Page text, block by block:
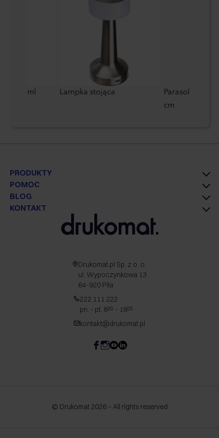
300 ml Lampka stojąca
Parasol
cm
PRODUKTY
POMOC
BLOG
KONTAKT
Drukomat.pl Sp. z o. o.
ul. Wypoczynkowa 13
64-920 Piła
222 111 222
pn. - pt. 800 - 1800
kontakt@drukomat.pl
© Drukomat 2026 – All rights reserved